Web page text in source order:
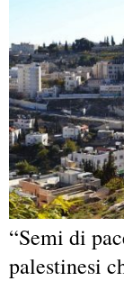
“Semi di
palestinesi